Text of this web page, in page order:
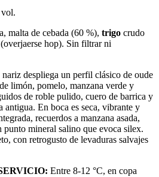
malta de cebada (60 %), trigo crudo
hop). Sin filtrar ni
nariz despliega un perfil clásico de oude
limón, pomelo, manzana verde y
de roble pulido, cuero de barrica y
antigua. En boca es seca, vibrante y
recuerdos a manzana asada,
punto mineral salino que evoca silex.
con retrogusto de levaduras salvajes
Entre 8-12 °C, en copa